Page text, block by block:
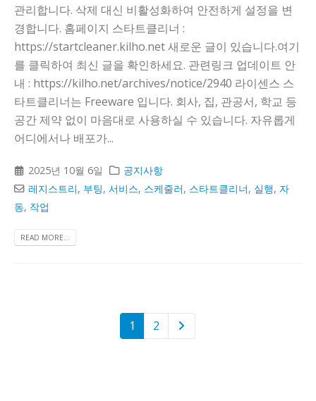
관리합니다. 삭제 대신 비활성화하여 안전하게 설정을 변
경합니다. 홈페이지 스타트클리너 :
https://startcleaner.kilho.net 새로운 글이 있습니다.여기
를 클릭하여 최신 글을 확인하세요. 관련링크 업데이트 안
내 : https://kilho.net/archives/notice/2940 라이센스 스
타트클리너는 Freeware 입니다. 회사, 집, 관공서, 학교 등
공간 제약 없이 마음대로 사용하실 수 있습니다. 자유롭게
어디에서나 배포가...
2025년 10월 6일
공지사항
레지스트리, 부팅,서비스, 스케줄러, 스타트클리너, 실행, 자
동, 작업
READ MORE...
1 2